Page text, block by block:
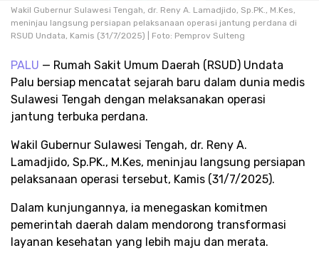
Wakil Gubernur Sulawesi Tengah, dr. Reny A. Lamadjido, Sp.PK., M.Kes,
meninjau langsung persiapan pelaksanaan operasi jantung perdana di
RSUD Undata, Kamis (31/7/2025) | Foto: Pemprov Sulteng
PALU — Rumah Sakit Umum Daerah (RSUD) Undata
Palu bersiap mencatat sejarah baru dalam dunia medis
Sulawesi Tengah dengan melaksanakan operasi
jantung terbuka perdana.
Wakil Gubernur Sulawesi Tengah, dr. Reny A.
Lamadjido, Sp.PK., M.Kes, meninjau langsung persiapan
pelaksanaan operasi tersebut, Kamis (31/7/2025).
Dalam kunjungannya, ia menegaskan komitmen
pemerintah daerah dalam mendorong transformasi
layanan kesehatan yang lebih maju dan merata.